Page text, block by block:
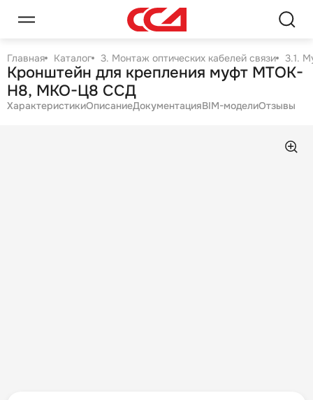
Главная Каталог 3. Монтаж оптических кабелей связи 3.1.
Кронштейн для крепления муфт МТОК-
Н8, МКО-Ц8 ССД
ХарактеристикиОписаниеДокументацияBIM-моделиОтзывы